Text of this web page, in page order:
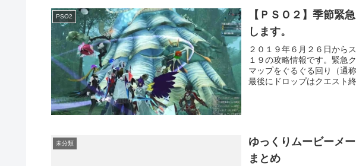
PSO2
【ＰＳＯ２】季節緊
します。
２０１９年６月２６日から
１９の攻略情報です。緊急
マップをぐるぐる回り（通
最後にドロップはクエスト
未分類
ゆっくりムービーメ
まとめ